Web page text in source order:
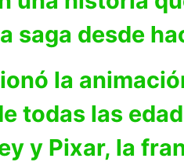
saga desde
la
todas las
y Pixar, la